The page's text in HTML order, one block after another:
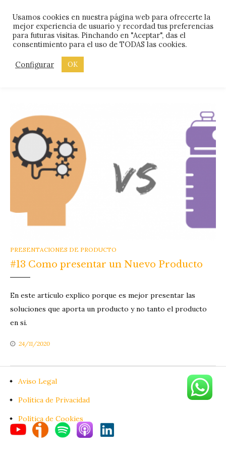
content
Menu
ETIQUETA:TENDENCIA
CATEGORIES
PRESENTACIONES DE PRODUCTO
#13 Como presentar un Nuevo Producto
En este artículo explico porque es mejor presentar las
soluciones que aporta un producto y no tanto el producto
en si.
24/11/2020
Aviso Legal
Política de Privacidad
Política de Cookies
Usamos cookies en nuestra página web para ofrecerte la
mejor experiencia de usuario y recordad tus preferencias
para futuras visitas. Pinchando en "Aceptar", das el
consentimiento para el uso de TODAS las cookies.
Configurar OK